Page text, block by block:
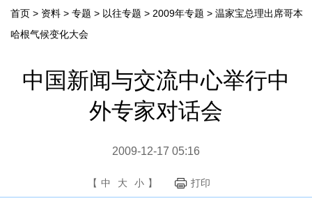
首页 > 资料 > 专题 > 以往专题 > 2009年专题 > 温家宝总理出席哥本
哈根气候变化大会
中国新闻与交流中心举行中
外专家对话会
2009-12-17 05:16
【 中 大 小 】 打印